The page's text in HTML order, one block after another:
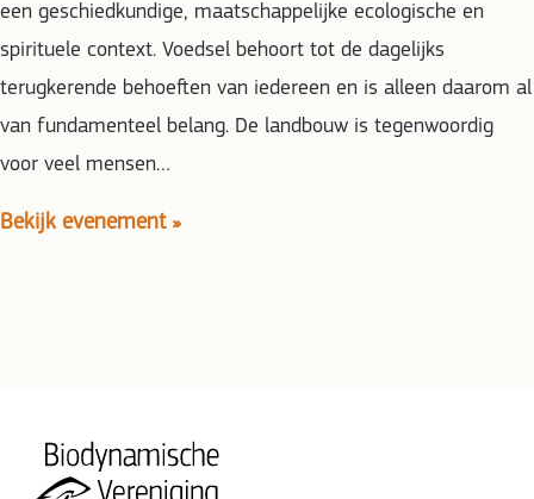
een geschiedkundige, maatschappelijke ecologische en
spirituele context. Voedsel behoort tot de dagelijks
terugkerende behoeften van iedereen en is alleen daarom al
van fundamenteel belang. De landbouw is tegenwoordig
voor veel mensen…
Bekijk evenement »